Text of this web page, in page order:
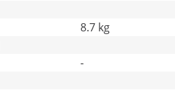
8.7 kg
-